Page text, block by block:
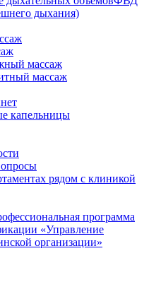
дыхания)
массаж
массаж
капельницы
рядом с клиникой
программа
«Управление
организации»